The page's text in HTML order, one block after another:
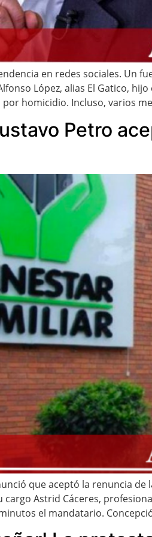
en redes sociales. Un
López, alias El Gatico,
por homicidio. Incluso, varios
Petro
que aceptó la renuncia
cargo Astrid Cáceres,
el mandatario.